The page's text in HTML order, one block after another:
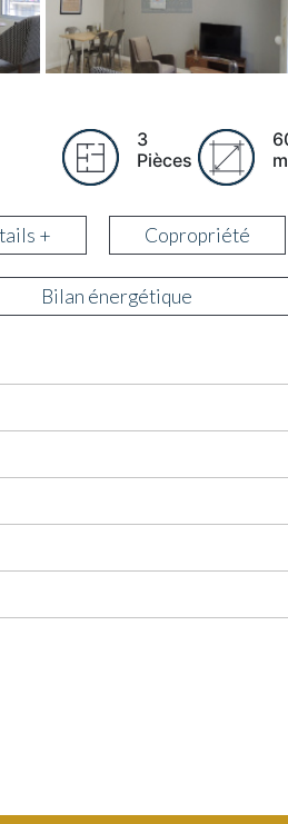
3
Pièces
+ Copropriété
Bilan énergétique